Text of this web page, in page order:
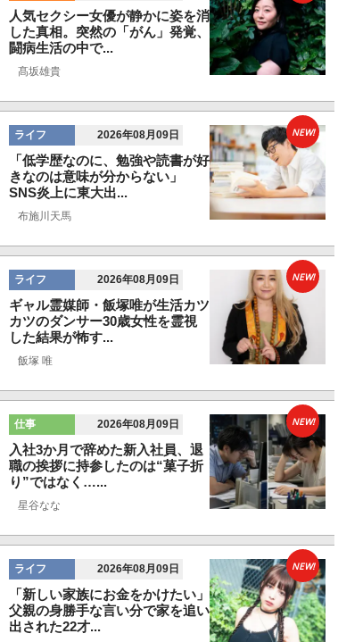
人気セクシー女優が静かに姿を消
した真相。突然の「がん」発覚、
闘病生活の中で...
髙坂雄貴
ライフ 2026年08月09日
「低学歴なのに、勉強や読書が好
きなのは意味が分からない」
SNS炎上に東大出...
布施川天馬
NEW!
ライフ 2026年08月09日
ギャル霊媒師・飯塚唯が生活カツ
カツのダンサー30歳女性を霊視
した結果が怖す...
飯塚 唯
NEW!
仕事 2026年08月09日
入社3か月で辞めた新入社員、退
職の挨拶に持参したのは“菓子折
り”ではなく…...
星谷なな
NEW!
ライフ 2026年08月09日
「新しい家族にお金をかけたい」
父親の身勝手な言い分で家を追い
出された22才...
NEW!